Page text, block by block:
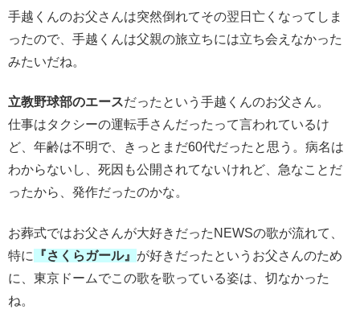
手越くんのお父さんは突然倒れてその翌日亡くなってしま
ったので、手越くんは父親の旅立ちには立ち会えなかった
みたいだね。
立教野球部のエースだったという手越くんのお父さん。
仕事はタクシーの運転手さんだったって言われているけ
ど、年齢は不明で、きっとまだ60代だったと思う。病名は
わからないし、死因も公開されてないけれど、急なことだ
ったから、発作だったのかな。
お葬式ではお父さんが大好きだったNEWSの歌が流れて、
特に
『さくらガール』 が好きだったというお父さんのため
に、東京ドームでこの歌を歌っている姿は、切なかった
ね。